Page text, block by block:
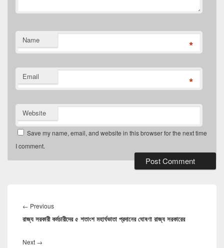
Name *
Email *
Website
Save my name, email, and website in this browser for the next time
I comment.
navigation
← Previous
post:
রাজ্য সরকারী কর্মচারীদের ৫ শতাংশ মহার্ঘভাতা প্রদানের ঘোষণা রাজ্য সরকারের
Next →